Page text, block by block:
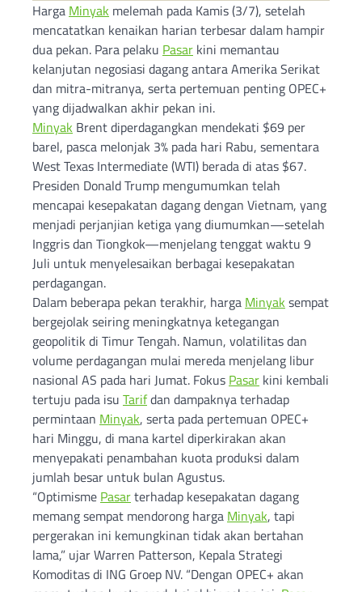
Harga Minyak melemah pada Kamis (3/7), setelah
mencatatkan kenaikan harian terbesar dalam hampir
dua pekan. Para pelaku Pasar kini memantau
kelanjutan negosiasi dagang antara Amerika Serikat
dan mitra-mitranya, serta pertemuan penting OPEC+
yang dijadwalkan akhir pekan ini.
Minyak Brent diperdagangkan mendekati $69 per
barel, pasca melonjak 3% pada hari Rabu, sementara
West Texas Intermediate (WTI) berada di atas $67.
Presiden Donald Trump mengumumkan telah
mencapai kesepakatan dagang dengan Vietnam, yang
menjadi perjanjian ketiga yang diumumkan—setelah
Inggris dan Tiongkok—menjelang tenggat waktu 9
Juli untuk menyelesaikan berbagai kesepakatan
perdagangan.
Dalam beberapa pekan terakhir, harga Minyak sempat
bergejolak seiring meningkatnya ketegangan
geopolitik di Timur Tengah. Namun, volatilitas dan
volume perdagangan mulai mereda menjelang libur
nasional AS pada hari Jumat. Fokus Pasar kini kembali
tertuju pada isu Tarifdan dampaknya terhadap
permintaan Minyak, serta pada pertemuan OPEC+
hari Minggu, di mana kartel diperkirakan akan
menyepakati penambahan kuota produksi dalam
jumlah besar untuk bulan Agustus.
“Optimisme Pasarterhadap kesepakatan dagang
memang sempat mendorong harga Minyak, tapi
pergerakan ini kemungkinan tidak akan bertahan
lama,” ujar Warren Patterson, Kepala Strategi
Komoditas di ING Groep NV. “Dengan OPEC+ akan